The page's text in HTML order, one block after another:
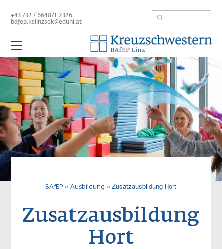
zum+43 732 / 664871-2326
bafep.kslinzsek@eduhi.at
Suche
Hauptnavigation
Schule
Aktuelles
Team
BAfEP
Aufbaulehrgang
Kolleg
Service / Links
BAfEP Ausbildung Zusatzausbildung Hort
Zusatzausbildung
Hort